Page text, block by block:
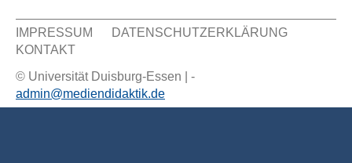
Sekundär Menü
IMPRESSUM
DATENSCHUTZERKLÄRUNG
KONTAKT
© Universität Duisburg-Essen | -
admin@mediendidaktik.de